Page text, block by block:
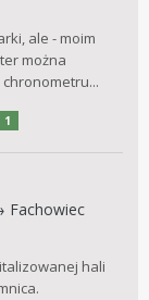
ale - moim
można
1
Fachowiec
hali